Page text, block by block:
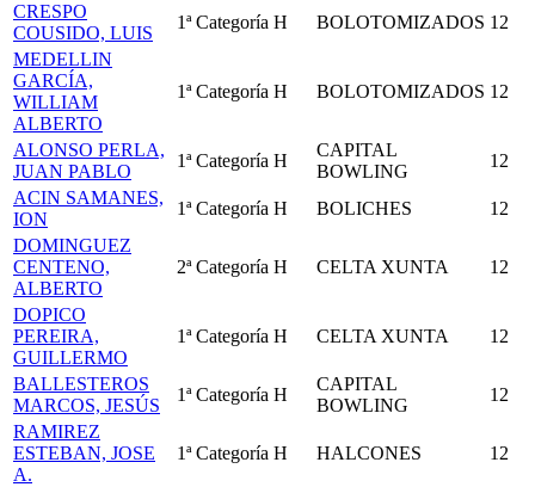
CRESPO
COUSIDO, LUIS
1ª Categoría H BOLOTOMIZADOS 12
MEDELLIN
GARCÍA,
WILLIAM
ALBERTO
1ª Categoría H BOLOTOMIZADOS 12
ALONSO PERLA,
JUAN PABLO
1ª Categoría H
CAPITAL
BOWLING
12
ACIN SAMANES,
ION
1ª Categoría H BOLICHES
12
DOMINGUEZ
CENTENO,
ALBERTO
2ª Categoría H CELTA XUNTA 12
DOPICO
PEREIRA,
GUILLERMO
1ª Categoría H CELTA XUNTA 12
BALLESTEROS
MARCOS, JESÚS
1ª Categoría H
CAPITAL
BOWLING
12
RAMIREZ
ESTEBAN, JOSE
A.
1ª Categoría H HALCONES 12